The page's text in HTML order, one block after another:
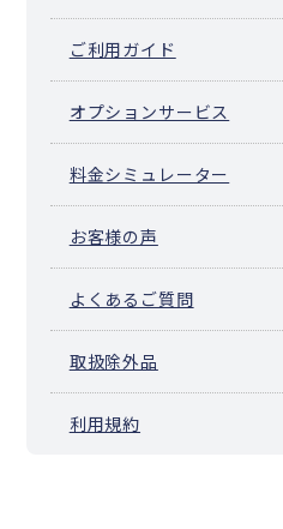
ご利用ガイド
オプションサービス
料金シミュレーター
お客様の声
よくあるご質問
取扱除外品
利用規約